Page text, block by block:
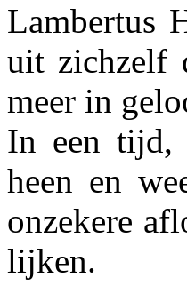
Lambertus
uit zichzelf
meer in
In een tijd,
heen en
onzekere
lijken.